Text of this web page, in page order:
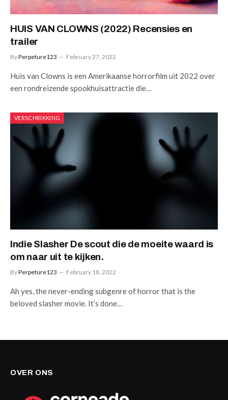
HUIS VAN CLOWNS (2022) Recensies en
trailer
ByPerpeture123 February 27, 2022
Huis van Clowns is een Amerikaanse horrorfilm uit 2022 over
een rondreizende spookhuisattractie die…
VERSCHRIKKING
Indie Slasher De scout die de moeite waard is
om naar uit te kijken.
ByPerpeture123 February 18, 2022
Ah yes, the never-ending subgenre of horror that is the
beloved slasher movie. It’s done…
OVER ONS